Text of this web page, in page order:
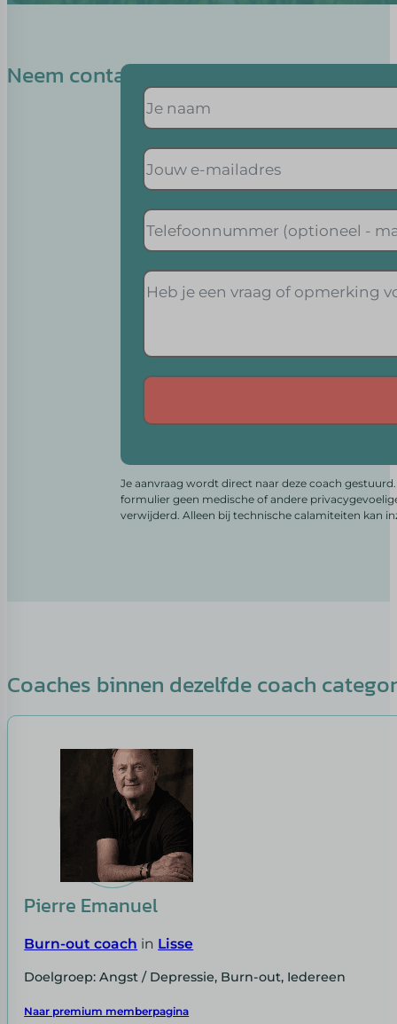
Neem contact op met Lisette
Je aanvraag wordt direct naar deze coach
formulier geen medische of andere
verwijderd. Alleen bij technische calamiteiten kan
Coaches binnen dezelfde coach
Pierre Emanuel
Burn-out coach in Lisse
Doelgroep: Angst / Depressie, Burn-out, Iedereen
Naar premium memberpagina